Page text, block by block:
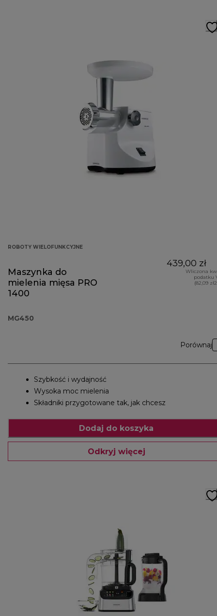
ROBOTY WIELOFUNKCYJNE
Maszynka do
mielenia mięsa PRO
1400
MG450
439,00 zł
Wliczona
podatku
(82,09
Porównaj
Szybkość i wydajność
Wysoka moc mielenia
Składniki przygotowane tak, jak chcesz
Dodaj do koszyka
Odkryj więcej